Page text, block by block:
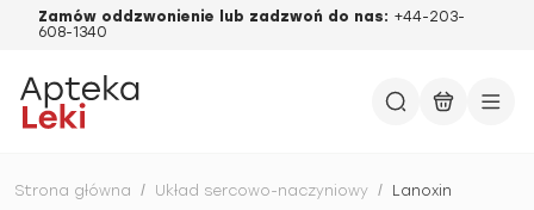
Zamów oddzwonienie lub zadzwoń do nas: +44-203-
608-1340
Strona główna / Układ sercowo-naczyniowy / Lanoxin